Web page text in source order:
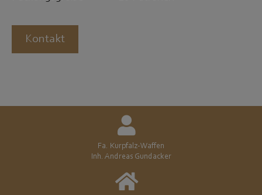
Kontakt
Fa. Kurpfalz-Waffen
Inh. Andreas Gundacker